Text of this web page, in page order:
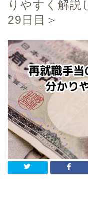
りやすく解説
29日目＞